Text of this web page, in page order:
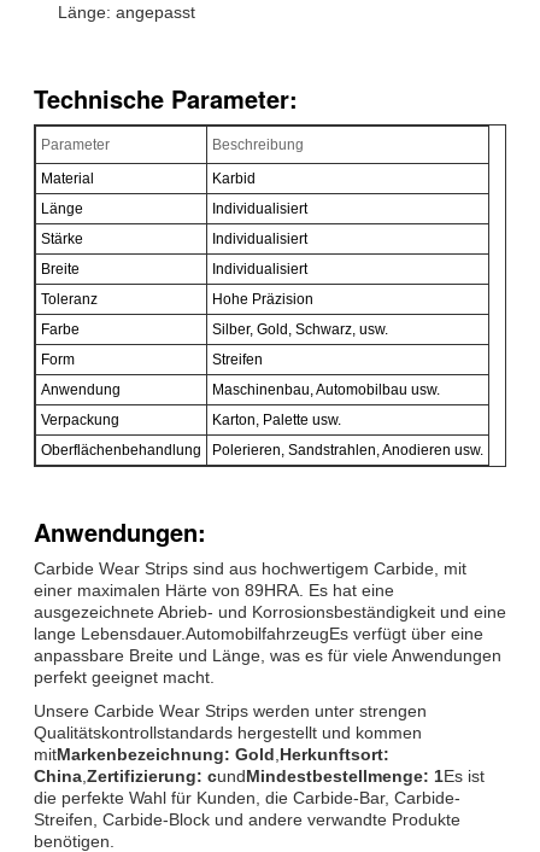
Länge: angepasst
Technische Parameter:
Parameter
Beschreibung
Material
Karbid
Länge
Individualisiert
Stärke
Individualisiert
Breite
Individualisiert
Toleranz
Hohe Präzision
Farbe
Silber, Gold, Schwarz, usw.
Form
Streifen
Anwendung
Maschinenbau, Automobilbau usw.
Verpackung
Karton, Palette usw.
Oberflächenbehandlung
Polerieren, Sandstrahlen, Anodieren usw.
Anwendungen:
Carbide Wear Strips sind aus hochwertigem Carbide, mit
einer maximalen Härte von 89HRA. Es hat eine
ausgezeichnete Abrieb- und Korrosionsbeständigkeit und eine
lange Lebensdauer.AutomobilfahrzeugEs verfügt über eine
anpassbare Breite und Länge, was es für viele Anwendungen
perfekt geeignet macht.
Unsere Carbide Wear Strips werden unter strengen
Qualitätskontrollstandards hergestellt und kommen
mitMarkenbezeichnung: Gold Herkunftsort:
China Zertifizierung: cundMindestbestellmenge: 1Es ist
die perfekte Wahl für Kunden, die Carbide-Bar, Carbide-
Streifen, Carbide-Block und andere verwandte Produkte
benötigen.